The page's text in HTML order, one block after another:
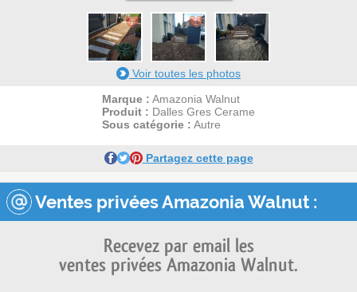
1 1
Voir toutes les photos
Marque : Amazonia Walnut
Produit : Dalles Gres Cerame
Sous catégorie : Autre
Partagez cette page
Ventes privées Amazonia Walnut :
Recevez par email les
ventes privées Amazonia Walnut.